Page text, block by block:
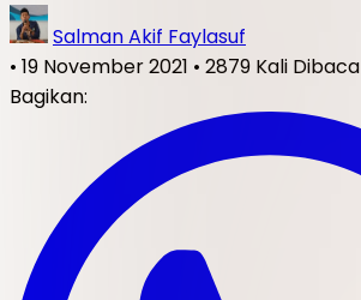
Salman Akif Faylasuf
• 19 November 2021 • 2879 Kali Dibaca
Bagikan: